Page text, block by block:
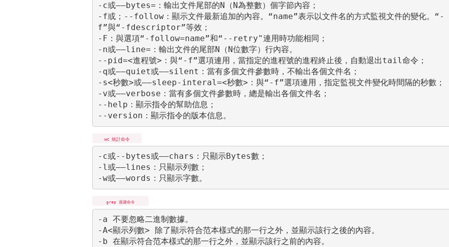
-c或——bytes= ：輸出文件尾部的N（N為整數）個字節內容；
-f或；--follow：顯示文件最新追加的內容。“name”表示以文件名的方式監視文件的變化。“-
f”與“-fdescriptor”等效；
-F：與選項“-follow=name”和“--retry"連用時功能相同；
-n或——line= ：輸出文件的尾部N（N位數字）行內容。
--pid=<進程號>：與“-f”選項連用，當指定的進程號的進程終止後，自動退出tail命令；
-q或——quiet或——silent：當有多個文件參數時，不輸出各個文件名；
-s<秒數>或——sleep-interal=<秒數>：與“-f”選項連用，指定監視文件變化時間隔的秒數；
-v或——verbose：當有多個文件參數時，總是輸出各個文件名；
--help：顯示指令的幫助信息；
wc 統計命令
-c或--bytes或——chars：只顯示Bytes數；
-l或——lines：只顯示列數；
grep 過濾命令
-a 不要忽略二進制數據。
-A<顯示列數> 除了顯示符合范本樣式的那一行之外，並顯示該行之後的內容。
-b 在顯示符合范本樣式的那一行之外，並顯示該行之前的內容。